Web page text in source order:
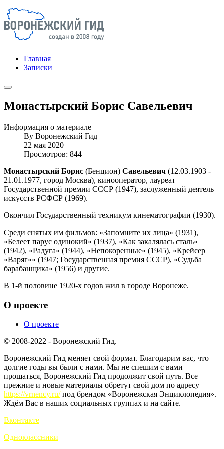
Главная
Записки
Монастырский Борис Савельевич
Информация о материале
By Воронежский Гид
22 мая 2020
Просмотров: 844
Монастырский Борис (Бенцион) Савельевич (12.03.1903 -
21.01.1977, город Москва), кинооператор, лауреат
Государственной премии СССР (1947), заслуженный деятель
искусств РСФСР (1969).
Окончил Государственный техникум кинематографии (1930).
Среди снятых им фильмов: «Запомните их лица» (1931),
«Белеет парус одинокий» (1937), «Как закалялась сталь»
(1942), «Радуга» (1944), «Непокоренные» (1945), «Крейсер
«Варяг»» (1947; Государственная премия СССР), «Судьба
барабанщика» (1956) и другие.
В 1-й половине 1920-х годов жил в городе Воронеже.
О проекте
О проекте
© 2008-2022 - Воронежский Гид.
Воронежский Гид меняет свой формат. Благодарим вас, что
долгие годы вы были с нами. Мы не спешим с вами
прощаться, Воронежский Гид продолжит свой путь. Все
прежние и новые материалы обретут свой дом по адресу
https://vrnency.ru/под брендом «Воронежская Энциклопедия».
Ждём Вас в наших социальных группах и на сайте.
Вконтакте
Одноклассники